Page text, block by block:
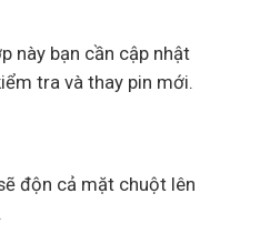
này bạn cần cập nhật
tra và thay pin mới.
độn cả mặt chuột lên